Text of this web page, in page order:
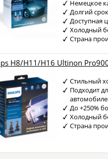
Немецкое
Долгий
Доступная
Холодный
Страна
H8/H11/H16 Ultinon
Стильный
Подходит
До +250%
Холодный
Страна